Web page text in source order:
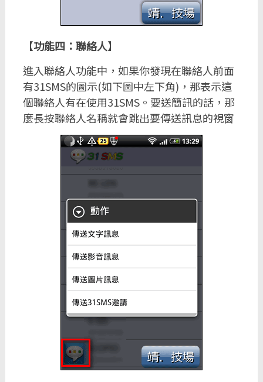
【功能四：聯絡人】
進入聯絡人功能中，如果你發現在聯絡人前面
有31SMS的圖示(如下圖中左下角)，那表示這
個聯絡人有在使用31SMS。要送簡訊的話，那
麼長按聯絡人名稱就會跳出要傳送訊息的視窗